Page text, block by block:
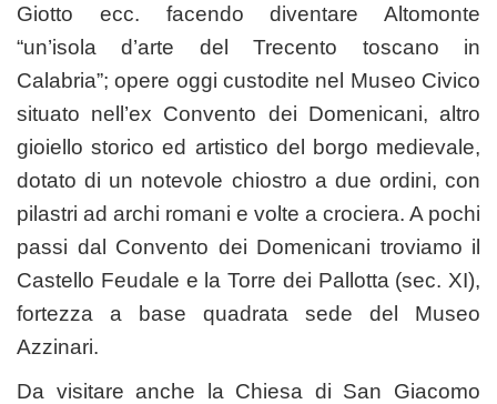
Giotto ecc. facendo diventare Altomonte
“un’isola d’arte del Trecento toscano in
Calabria”; opere oggi custodite nel Museo Civico
situato nell’ex Convento dei Domenicani, altro
gioiello storico ed artistico del borgo medievale,
dotato di un notevole chiostro a due ordini, con
pilastri ad archi romani e volte a crociera. A pochi
passi dal Convento dei Domenicani troviamo il
Castello Feudale e la Torre dei Pallotta (sec. XI),
fortezza a base quadrata sede del Museo
Azzinari.
Da visitare anche la Chiesa di San Giacomo